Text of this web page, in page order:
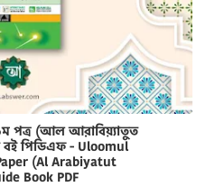
পত্র (আল আরাবিয়্যাতুত
বই পিডিএফ - Uloomul
(Al Arabiyatut
Book PDF